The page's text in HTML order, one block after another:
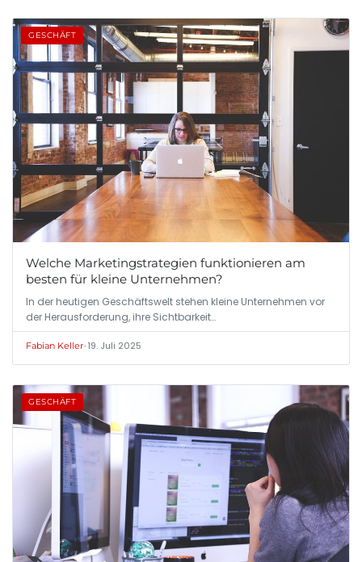
GESCHÄFT
Welche Marketingstrategien funktionieren am
besten für kleine Unternehmen?
In der heutigen Geschäftswelt stehen kleine Unternehmen vor
der Herausforderung, ihre Sichtbarkeit…
Fabian Keller•19. Juli 2025
GESCHÄFT